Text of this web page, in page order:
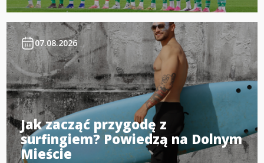
07.08.2026
Jak zacząć przygodę z
surfingiem? Powiedzą na Dolnym
Mieście